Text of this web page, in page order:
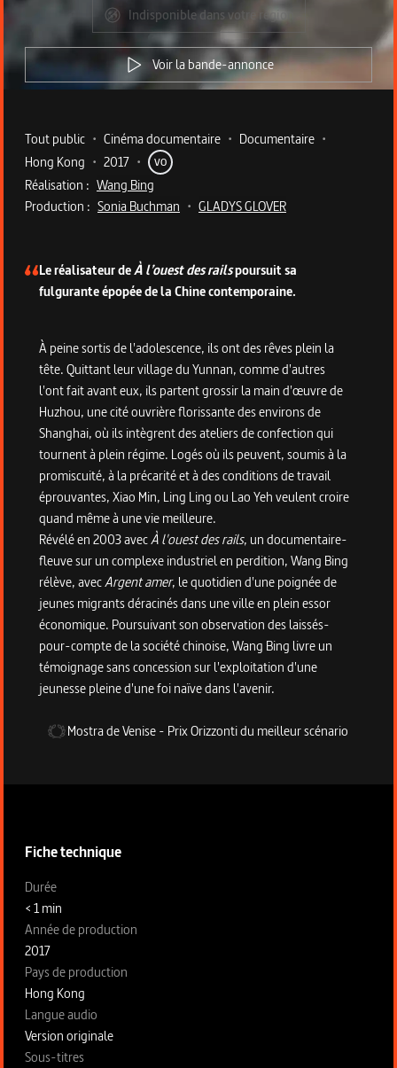
Indisponible dans votre région
Voir la bande-annonce
Metadata du programme
Tout public • Cinéma documentaire • Documentaire •
Hong Kong • 2017 • VO
Réalisation : Wang Bing
Production : Sonia Buchman • GLADYS GLOVER
Le réalisateur deÀ l’ouest des railspoursuit sa
fulgurante épopée de la Chine contemporaine.
À peine sortis de l'adolescence, ils ont des rêves plein la
tête. Quittant leur village du Yunnan, comme d'autres
l'ont fait avant eux, ils partent grossir la main d'œuvre de
Huzhou, une cité ouvrière florissante des environs de
Shanghai, où ils intègrent des ateliers de confection qui
tournent à plein régime. Logés où ils peuvent, soumis à la
promiscuité, à la précarité et à des conditions de travail
éprouvantes, Xiao Min, Ling Ling ou Lao Yeh veulent croire
quand même à une vie meilleure.
Révélé en 2003 avecÀ l'ouest des rails, un documentaire-
fleuve sur un complexe industriel en perdition, Wang Bing
rélève, avecArgent amer, le quotidien d'une poignée de
jeunes migrants déracinés dans une ville en plein essor
économique. Poursuivant son observation des laissés-
pour-compte de la société chinoise, Wang Bing livre un
témoignage sans concession sur l'exploitation d'une
jeunesse pleine d'une foi naïve dans l'avenir.
Mostra de Venise- Prix Orizzonti du meilleur scénario
Fiche technique
Fiche technique section gauche
Durée
< 1 min
Année de production
2017
Pays de production
Hong Kong
Langue audio
Version originale
Sous-titres